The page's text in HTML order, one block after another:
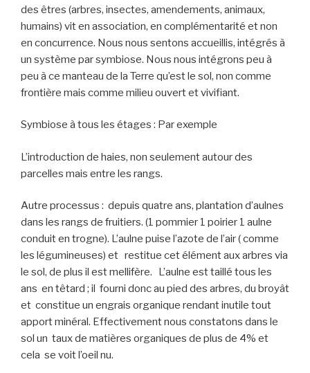
des êtres (arbres, insectes, amendements, animaux,
humains) vit en association, en complémentarité et non
en concurrence. Nous nous sentons accueillis, intégrés à
un système par symbiose. Nous nous intégrons peu à
peu à ce manteau de la Terre qu’est le sol, non comme
frontière mais comme milieu ouvert et vivifiant.
Symbiose à tous les étages : Par exemple
L’introduction de haies, non seulement autour des
parcelles mais entre les rangs.
Autre processus : depuis quatre ans, plantation d’aulnes
dans les rangs de fruitiers. (1 pommier 1 poirier 1 aulne
conduit en trogne). L’aulne puise l’azote de l’air ( comme
les légumineuses) et restitue cet élément aux arbres via
le sol, de plus il est mellifère. L’aulne est taillé tous les
ans en têtard ; il fourni donc au pied des arbres, du broyât
et constitue un engrais organique rendant inutile tout
apport minéral. Effectivement nous constatons dans le
sol un taux de matières organiques de plus de 4% et
cela se voit l’oeil nu.